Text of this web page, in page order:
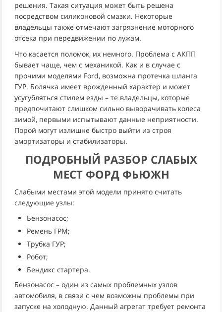
решения. Такая ситуация может быть решена
посредством силиконовой смазки. Некоторые
владельцы также отмечают загрязнение моторного
отсека при передвижении по лужам.
Что касается поломок, их немного. Проблема с АКПП
бывает чаще, чем с механикой. Как и в случае с
прочими моделями Ford, возможна протечка шланга
ГУР. Болячка имеет врожденный характер и может
усугубляться стилем езды – те владельцы, которые
предпочитают слишком сильно выворачивать колеса
зимой, первыми испытывают данные неприятности.
Порой могут излишне быстро выйти из строя
амортизаторы и стабилизаторы.
ПОДРОБНЫЙ РАЗБОР СЛАБЫХ
МЕСТ ФОРД ФЬЮЖН
Слабыми местами этой модели принято считать
следующие узлы:
Бензонасос;
Ремень ГРМ;
Трубка ГУР;
Робот;
Бендикс стартера.
Бензонасос – один из самых проблемных узлов
автомобиля, в связи с чем возможны проблемы при
запуске на холодную. Данный агрегат требует ремонта